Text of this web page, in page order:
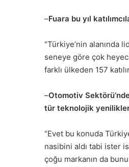
–Fuara bu yıl
“Türkiye’nin alanında
seneye göre çok
farklı ülkeden 157
–Otomotiv
tür teknolojik
“Evet bu konuda
nasibini aldı tabi ister
çoğu markanın da
İçi Taşımacılığa
Yeni Volvo FL